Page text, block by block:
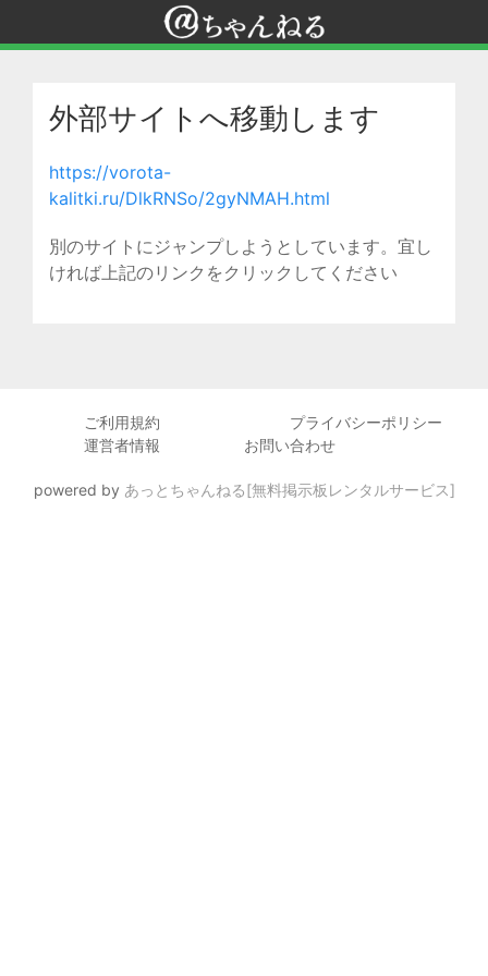
外部サイトへ移動します
https://vorota-
kalitki.ru/DlkRNSo/2gyNMAH.html
別のサイトにジャンプしようとしています。宜し
ければ上記のリンクをクリックしてください
ご利用規約
プライバシーポリシー
運営者情報
お問い合わせ
powered by あっとちゃんねる[無料掲示板レンタルサービス]